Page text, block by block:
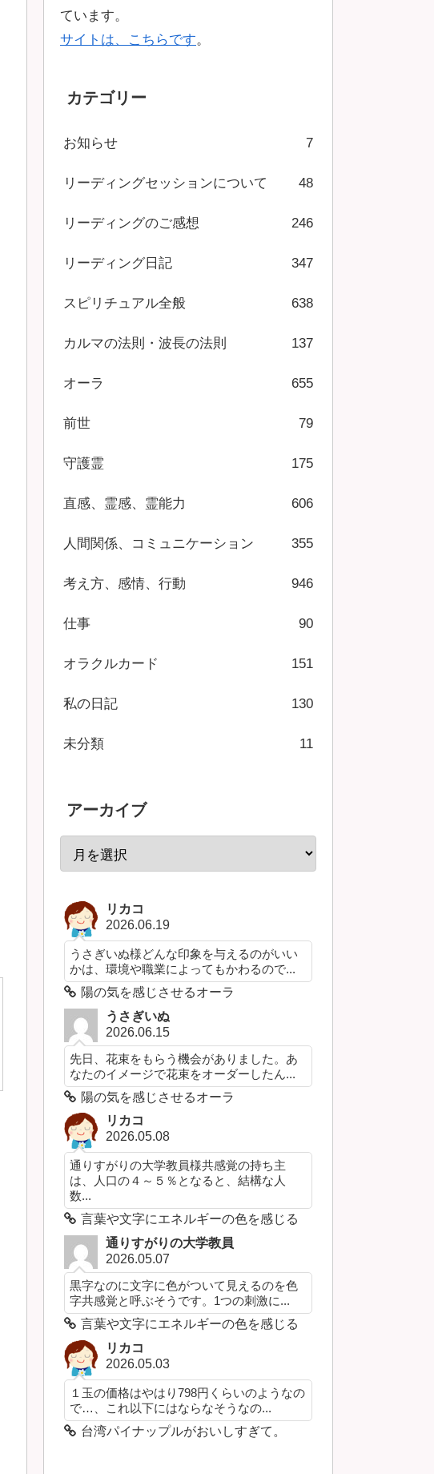
ています。
サイトは、こちらです。
カテゴリー
お知らせ 7
リーディングセッションについて 48
リーディングのご感想 246
リーディング日記 347
スピリチュアル全般 638
カルマの法則・波長の法則 137
オーラ 655
前世 79
守護霊 175
直感、霊感、霊能力 606
人間関係、コミュニケーション 355
考え方、感情、行動 946
仕事 90
オラクルカード 151
私の日記 130
未分類 11
アーカイブ
リカコ
2026.06.19
うさぎいぬ様どんな印象を与えるのがいい
かは、環境や職業によってもかわるので...
陽の気を感じさせるオーラ
うさぎいぬ
2026.06.15
先日、花束をもらう機会がありました。あ
なたのイメージで花束をオーダーしたん...
陽の気を感じさせるオーラ
リカコ
2026.05.08
通りすがりの大学教員様共感覚の持ち主
は、人口の４～５％となると、結構な人
数...
言葉や文字にエネルギーの色を感じる
通りすがりの大学教員
2026.05.07
黒字なのに文字に色がついて見えるのを色
字共感覚と呼ぶそうです。1つの刺激に...
言葉や文字にエネルギーの色を感じる
リカコ
2026.05.03
１玉の価格はやはり798円くらいのようなの
で…、これ以下にはならなそうなの...
台湾パイナップルがおいしすぎて。